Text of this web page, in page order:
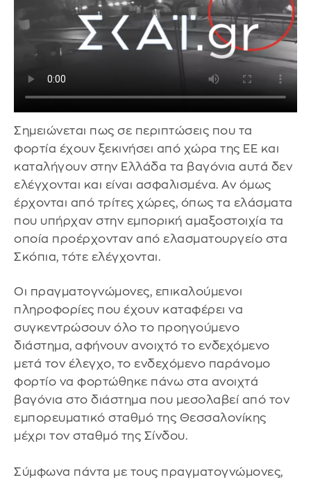
Σημειώνεται πως σε περιπτώσεις που τα
φορτία έχουν ξεκινήσει από χώρα της ΕΕ και
καταλήγουν στην Ελλάδα τα βαγόνια αυτά δεν
ελέγχονται και είναι ασφαλισμένα. Αν όμως
έρχονται από τρίτες χώρες, όπως τα ελάσματα
που υπήρχαν στην εμπορική αμαξοστοιχία τα
οποία προέρχονταν από ελασματουργείο στα
Σκόπια, τότε ελέγχονται.
Οι πραγματογνώμονες, επικαλούμενοι
πληροφορίες που έχουν καταφέρει να
συγκεντρώσουν όλο το προηγούμενο
διάστημα, αφήνουν ανοιχτό το ενδεχόμενο
μετά τον έλεγχο, το ενδεχόμενο παράνομο
φορτίο να φορτώθηκε πάνω στα ανοιχτά
βαγόνια στο διάστημα που μεσολαβεί από τον
εμπορευματικό σταθμό της Θεσσαλονίκης
μέχρι τον σταθμό της Σίνδου.
Σύμφωνα πάντα με τους πραγματογνώμονες,